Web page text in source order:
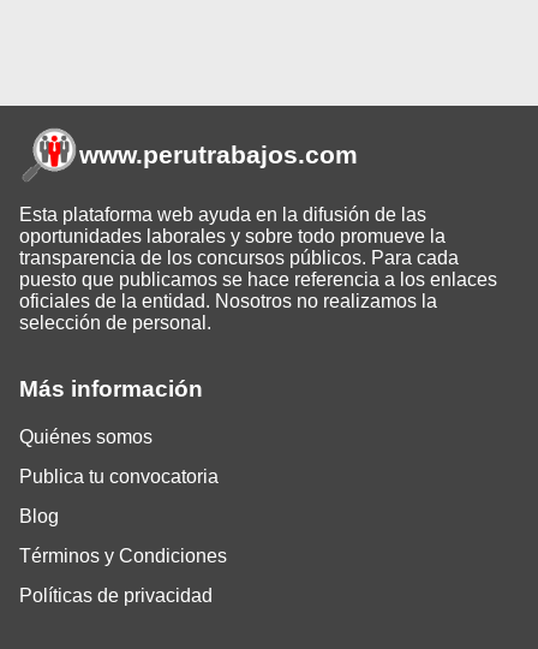
Más información
Quiénes somos
Publica tu convocatoria
Blog
Términos y Condiciones
Políticas de privacidad
www.perutrabajos.com
Esta plataforma web ayuda en la difusión de las
oportunidades laborales y sobre todo promueve la
transparencia de los concursos públicos. Para cada
puesto que publicamos se hace referencia a los enlaces
oficiales de la entidad. Nosotros no realizamos la
selección de personal.